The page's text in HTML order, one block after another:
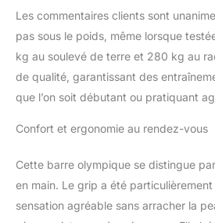
La barre
niveau
à tous
fabriquée
et
Les commentaires clients sont
pas sous le poids, même lorsque
kg au soulevé de terre et 280 kg au
de qualité, garantissant des
que l’on soit débutant ou pratiquant
Confort et ergonomie au rendez-vous
Cette barre olympique se distingue
en main. Le grip a été
sensation agréable sans arracher la